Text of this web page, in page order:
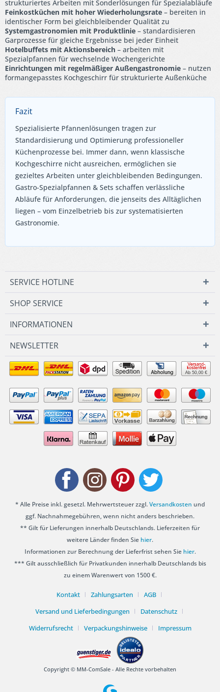
strukturiertes Arbeiten mit Sonderlösungen für Spezialabläufe
Feinkostküchen mit hoher Wiederholungsrate – bereiten in
identischer Form bei gleichbleibender Qualität zu
Systemgastronomien mit Produktlinie – standardisieren
Garprozesse für gleiche Ergebnisse bei jeder Einheit
Hotelbuffets mit Aktionsbereich – arbeiten mit
Spezialpfannen für wechselnde Wochengerichte
Einrichtungen mit regelmäßiger Außengastronomie – nutzen
formangepasstes Kochgeschirr für strukturierte Außenküche
Fazit
Spezialisierte Pfannenlösungen tragen zur
Standardisierung und Optimierung professioneller
Küchenprozesse bei. Immer dann, wenn klassische
Kochgeschirre nicht ausreichen, ermöglichen sie
gezieltes Arbeiten unter gleichbleibenden Bedingungen.
Gastro-Spezialpfannen & Sets schaffen verlässliche
Abläufe für Anforderungen, die jenseits des Alltäglichen
liegen – vom Einzelbetrieb bis zur systematisierten
Gastronomie.
SERVICE HOTLINE
SHOP SERVICE
INFORMATIONEN
NEWSLETTER
Ab 50,00 €
* Alle Preise inkl. gesetzl. Mehrwertsteuer zzgl.Versandkosten und
ggf. Nachnahmegebühren, wenn nicht anders beschrieben.
** Gilt für Lieferungen innerhalb Deutschlands. Lieferzeiten für
weitere Länder finden Sie hier.
Informationen zur Berechnung der Lieferfrist sehen Sie hier.
*** Gilt ausschließlich für Privatkunden innerhalb Deutschlands bis
zu einem Warenwert von 1500 €.
Kontakt Zahlungsarten
AGB
Versand und Lieferbedingungen
Datenschutz
Widerrufsrecht
Verpackungshinweise Impressum
Copyright © MM-ComSale - Alle Rechte vorbehalten